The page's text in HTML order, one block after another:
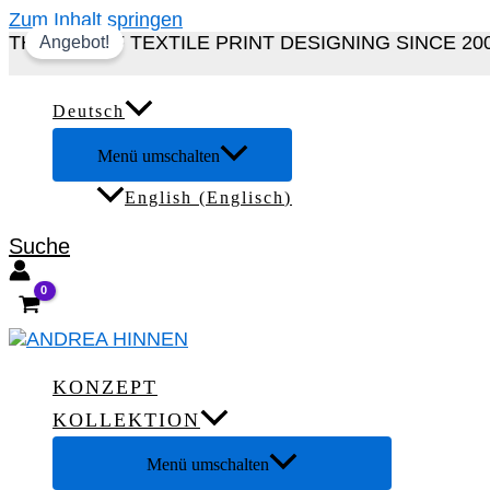
Zum Inhalt springen
THE ART OF TEXTILE PRINT DESIGNING SINCE
Deutsch
Menü umschalten
English (Englisch)
Suche
KONZEPT
KOLLEKTION
Menü umschalten
Angebot!